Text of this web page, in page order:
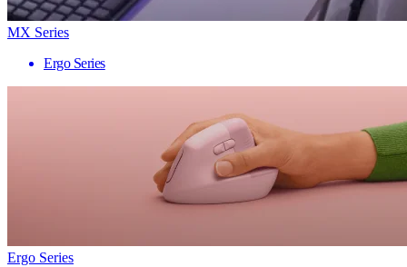
MX Series
Ergo Series
Ergo Series